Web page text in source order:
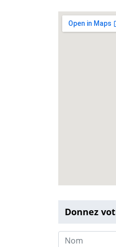
Donnez